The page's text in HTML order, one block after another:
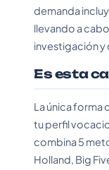
demanda
llevando a
investigación y
Es esta
La única forma
tu perfil
combina 5
Holland, Big